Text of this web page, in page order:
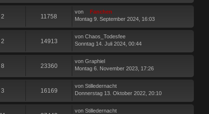
2 11758
von
Fanchen
Montag 9. September 2024, 16:03
2 14913
von Chaos_Todesfee
Sonntag 14. Juli 2024, 00:44
8 23360
von Graphiel
Montag 6. November 2023, 17:26
3 16169
von Stilledernacht
Donnerstag 13. Oktober 2022, 20:10
von Stilledernacht